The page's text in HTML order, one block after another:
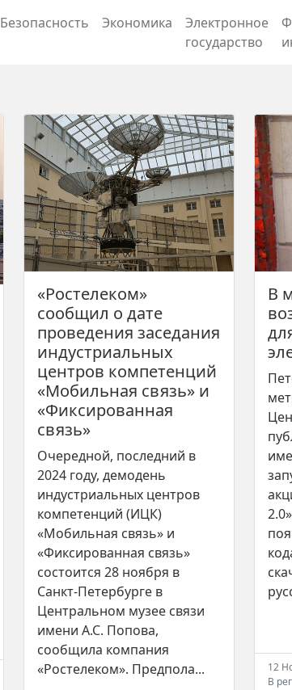
Безопасность Экономика
Электронное
государство
«Ростелеком»
сообщил о дате
проведения заседания
индустриальных
центров компетенций
«Мобильная связь» и
«Фиксированная
связь»
Очередной, последний в
2024 году, демодень
индустриальных центров
компетенций (ИЦК)
«Мобильная связь» и
«Фиксированная связь»
состоится 28 ноября в
Санкт-Петербурге в
Центральном музее связи
имени А.С. Попова,
сообщила компания
«Ростелеком». Предпола...
В
12
В